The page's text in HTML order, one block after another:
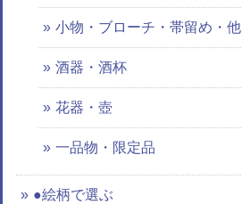
小物・ブローチ・帯留め・他
酒器・酒杯
花器・壺
一品物・限定品
●絵柄で選ぶ